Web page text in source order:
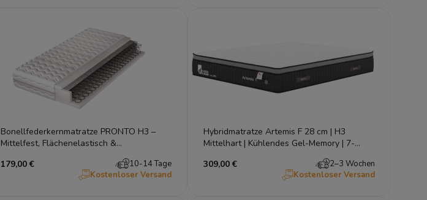
Bonellfederkernmatratze PRONTO H3 –
Mittelfest, Flächenelastisch &
179,00 €
10-14 Tage
Kostenloser Versand
Hybridmatratze Artemis F 28 cm | H3
Mittelhart | Kühlendes Gel-Memory | 7-
309,00 €
2–3 Wochen
Kostenloser Versand